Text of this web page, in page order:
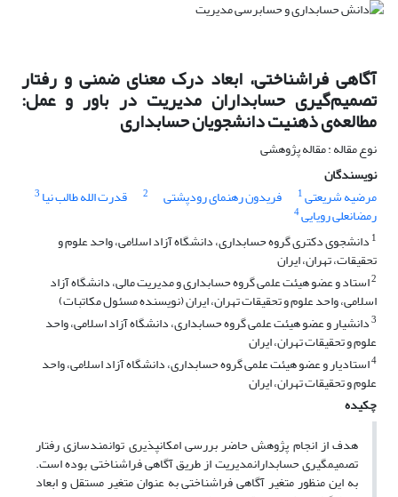
آگاهی فراشناختی، ابعاد درک معنای ضمنی و رفتار
تصمیم‌گیری حسابداران مدیریت در باور و عمل:
مطالعه‌ی ذهنیت دانشجویان حسابداری
نوع مقاله : مقاله پژوهشی
نویسندگان
مرضیه شریعتی1 فریدون رهنمای رودپشتی 2 قدرت الله طالب نیا 3
رمضانعلی رویایی4
1 دانشجوی دکتری گروه حسابداری، دانشگاه آزاد اسلامی، واحد علوم و
تحقیقات، تهران، ایران
2استاد و عضو هیئت علمی گروه حسابداری و مدیریت مالی، دانشگاه آزاد
اسلامی، واحد علوم و تحقیقات تهران، ایران (نویسنده‌ مسئول مکاتبات)
3دانشیار و عضو هیئت علمی گروه حسابداری، دانشگاه آزاد اسلامی، واحد
علوم و تحقیقات تهران، ایران
4استادیار و عضو هیئت علمی گروه حسابداری، دانشگاه آزاد اسلامی، واحد
علوم و تحقیقات تهران، ایران
چکیده
هدف از انجام پژوهش حاضر بررسی امکان­پذیری توانمندسازی رفتار
تصمیم­گیری حسابداران­مدیریت از طریق آگاهی فراشناختی بوده است.
به این منظور متغیر آگاهی فراشناختی به عنوان متغیر مستقل و ابعاد